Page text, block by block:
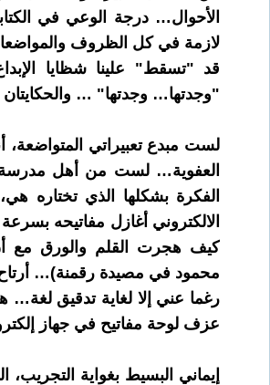
الأحوال… درجة الوعي في
لازمة في كل الظروف
قد "تسقط" علينا شظايا
"وجدتها… وجدتها" … والحكايتان
لست مبدع تعبيراتي المتواضعة،
العفوية… لست من أهل مدرسة
الفكرة بشكلها الذي تختاره
الالكتروني أغازل مفاتيحه
كيف هجرت القلم والورق مع
محمود في مصيدة رقمنة)… أرتاح
رغما عني إلا لغاية تدقيق
عزف لوحة مفاتيح في جهاز
إيماني البسيط بغواية